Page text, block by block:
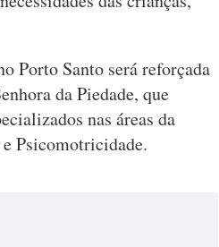
Porto Santo será reforçada
da Piedade, que
nas áreas da
Psicomotricidade.